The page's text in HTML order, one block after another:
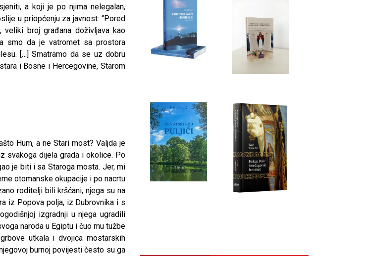
a koji je po njima nelegalan,
u priopćenju za javnost: “Pored
veliki broj građana doživljava kao
smo da je vatromet sa prostora
[…] Smatramo da se uz dobru
i Bosne i Hercegovine, Starom
Hum, a ne Stari most? Valjda je
svakoga dijela grada i okolice. Po
je biti i sa Staroga mosta. Jer, mi
otomanske okupacije i po nacrtu
roditelji bili kršćani, njega su na
iz Popova polja, iz Dubrovnika i s
izgradnji u njega ugradili
naroda u Egiptu i čuo mu tužbe
utkala i dvojica mostarskih
burnoj povijesti često su ga